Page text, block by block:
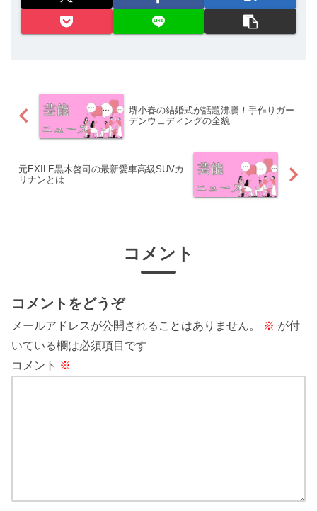
堺小春の結婚式が話題沸騰！手作りガー
デンウェディングの全貌
元EXILE黒木啓司の最新愛車高級SUVカ
リナンとは
コメント
コメントをどうぞ
メールアドレスが公開されることはありません。 ※ が付
いている欄は必須項目です
コメント ※